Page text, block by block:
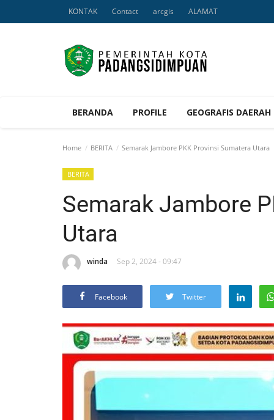
KONTAK Contact arcgis ALAMAT
BERANDA PROFILE GEOGRAFIS DAERAH
Home BERITA Semarak Jambore PKK Provinsi Sumatera Utara
BERITA
Semarak Jambore
Utara
winda Sep 2, 2024 - 09:47
Facebook Twitter